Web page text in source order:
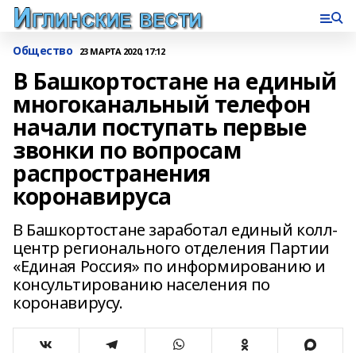
Общество 23 МАРТА 2020, 17:12
В Башкортостане на единый
многоканальный телефон
начали поступать первые
звонки по вопросам
распространения
коронавируса
В Башкортостане заработал единый колл-
центр регионального отделения Партии
«Единая Россия» по информированию и
консультированию населения по
коронавирусу.